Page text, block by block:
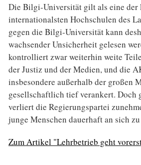
Die Bilgi-Universität gilt als eine der
internationalsten Hochschulen des
gegen die Bilgi-Universität kann
wachsender Unsicherheit gelesen
kontrolliert zwar weiterhin weite
der Justiz und der Medien, und die
insbesondere außerhalb der großen
gesellschaftlich tief verankert. Doch
verliert die Regierungspartei
junge Menschen dauerhaft an sich
Zum Artikel "Lehrbetrieb geht